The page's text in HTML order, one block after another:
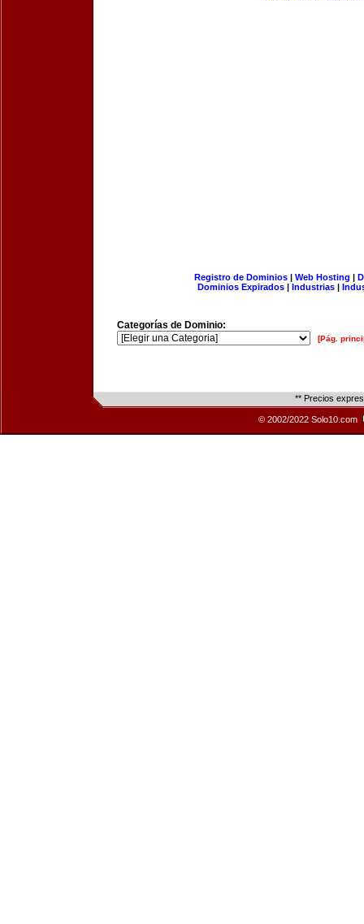
Registro de Dominios| Web Hosting |
Dominios Expirados | Industrias |
Categorías de Dominio:
[Pág.
** Precios
© 2002/2022 Solo10.com